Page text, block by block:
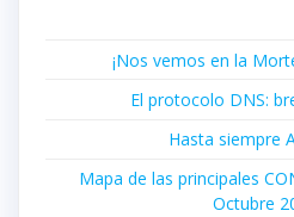
¡Nos vemos en la
El protocolo DNS:
Hasta siempre
Mapa de las principales
Octubre